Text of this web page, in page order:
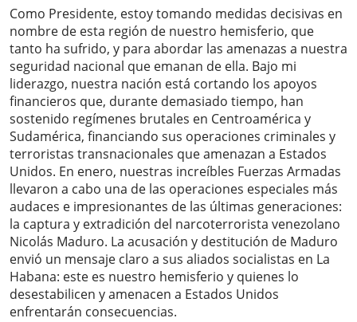
Como Presidente, estoy tomando medidas decisivas en
nombre de esta región de nuestro hemisferio, que
tanto ha sufrido, y para abordar las amenazas a nuestra
seguridad nacional que emanan de ella. Bajo mi
liderazgo, nuestra nación está cortando los apoyos
financieros que, durante demasiado tiempo, han
sostenido regímenes brutales en Centroamérica y
Sudamérica, financiando sus operaciones criminales y
terroristas transnacionales que amenazan a Estados
Unidos. En enero, nuestras increíbles Fuerzas Armadas
llevaron a cabo una de las operaciones especiales más
audaces e impresionantes de las últimas generaciones:
la captura y extradición del narcoterrorista venezolano
Nicolás Maduro. La acusación y destitución de Maduro
envió un mensaje claro a sus aliados socialistas en La
Habana: este es nuestro hemisferio y quienes lo
desestabilicen y amenacen a Estados Unidos
enfrentarán consecuencias.